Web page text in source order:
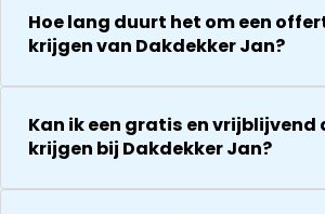
Hoe lang duurt het om een
krijgen van Dakdekker Jan?
Kan ik een gratis en vrijblijvend
krijgen bij Dakdekker Jan?